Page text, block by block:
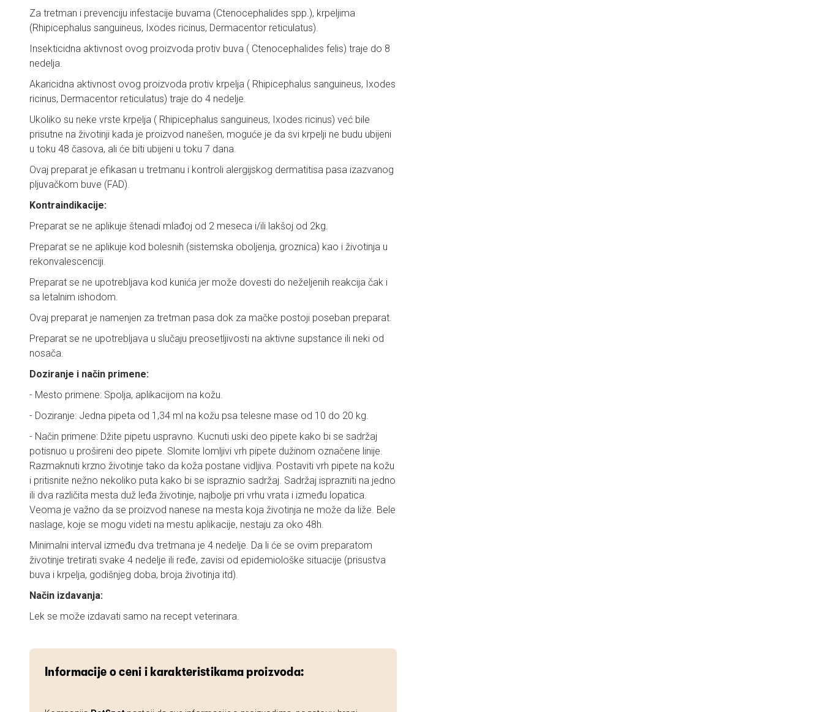
Za tretman i prevenciju infestacije buvama (Ctenocephalides spp.), krpeljima
(Rhipicephalus sanguineus, Ixodes ricinus, Dermacentor reticulatus).
Insekticidna aktivnost ovog proizvoda protiv buva ( Ctenocephalides felis) traje do 8
nedelja.
Akaricidna aktivnost ovog proizvoda protiv krpelja ( Rhipicephalus sanguineus, Ixodes
ricinus, Dermacentor reticulatus) traje do 4 nedelje.
Ukoliko su neke vrste krpelja ( Rhipicephalus sanguineus, Ixodes ricinus) već bile
prisutne na životinji kada je proizvod nanešen, moguće je da svi krpelji ne budu ubijeni
u toku 48 časova, ali će biti ubijeni u toku 7 dana.
Ovaj preparat je efikasan u tretmanu i kontroli alergijskog dermatitisa pasa izazvanog
pljuvačkom buve (FAD).
Kontraindikacije:
Preparat se ne aplikuje štenadi mlađoj od 2 meseca i/ili lakšoj od 2kg.
Preparat se ne aplikuje kod bolesnih (sistemska oboljenja, groznica) kao i životinja u
rekonvalescenciji.
Preparat se ne upotrebljava kod kunića jer može dovesti do neželjenih reakcija čak i
sa letalnim ishodom.
Ovaj preparat je namenjen za tretman pasa dok za mačke postoji poseban preparat.
Preparat se ne upotrebljava u slučaju preosetljivosti na aktivne supstance ili neki od
nosača.
Doziranje i način primene:
- Mesto primene: Spolja, aplikacijom na kožu.
- Doziranje: Jedna pipeta od 1,34 ml na kožu psa telesne mase od 10 do 20 kg.
- Način primene: Džite pipetu uspravno. Kucnuti uski deo pipete kako bi se sadržaj
potisnuo u prošireni deo pipete. Slomite lomljivi vrh pipete dužinom označene linije.
Razmaknuti krzno životinje tako da koža postane vidljiva. Postaviti vrh pipete na kožu
i pritisnite nežno nekoliko puta kako bi se ispraznio sadržaj. Sadržaj isprazniti na jedno
ili dva različita mesta duž leđa životinje, najbolje pri vrhu vrata i između lopatica.
Veoma je važno da se proizvod nanese na mesta koja životinja ne može da liže. Bele
naslage, koje se mogu videti na mestu aplikacije, nestaju za oko 48h.
Minimalni interval između dva tretmana je 4 nedelje. Da li će se ovim preparatom
životinje tretirati svake 4 nedelje ili ređe, zavisi od epidemiološke situacije (prisustva
buva i krpelja, godišnjeg doba, broja životinja itd).
Način izdavanja:
Lek se može izdavati samo na recept veterinara.
Informacije o ceni i karakteristikama proizvoda: